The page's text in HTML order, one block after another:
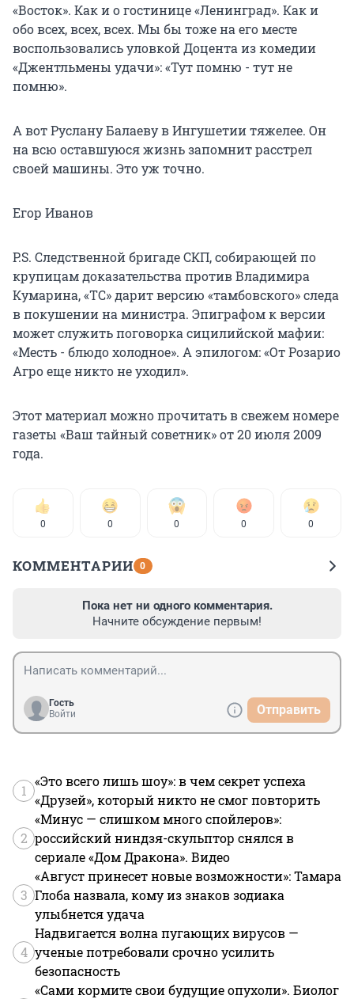
«Восток». Как и о гостинице «Ленинград». Как и
обо всех, всех, всех. Мы бы тоже на его месте
воспользовались уловкой Доцента из комедии
«Джентльмены удачи»: «Тут помню - тут не
помню».
А вот Руслану Балаеву в Ингушетии тяжелее. Он
на всю оставшуюся жизнь запомнит расстрел
своей машины. Это уж точно.
Егор Иванов
P.S. Следственной бригаде СКП, собирающей по
крупицам доказательства против Владимира
Кумарина, «ТС» дарит версию «тамбовского» следа
в покушении на министра. Эпиграфом к версии
может служить поговорка сицилийской мафии:
«Месть - блюдо холодное». А эпилогом: «От Розарио
Агро еще никто не уходил».
Этот материал можно прочитать в свежем номере
газеты «Ваш тайный советник» от 20 июля 2009
года.
0 0 0 0 0
КОММЕНТАРИИ 0
Пока нет ни одного комментария.
Начните обсуждение первым!
Гость
Войти
Отправить
1
«Это всего лишь шоу»: в чем секрет успеха
«Друзей», который никто не смог повторить
2
«Минус — слишком много спойлеров»:
российский ниндзя-скульптор снялся в
сериале «Дом Дракона». Видео
3
«Август принесет новые возможности»: Тамара
Глоба назвала, кому из знаков зодиака
улыбнется удача
4
Надвигается волна пугающих вирусов —
ученые потребовали срочно усилить
безопасность
«Сами кормите свои будущие опухоли». Биолог